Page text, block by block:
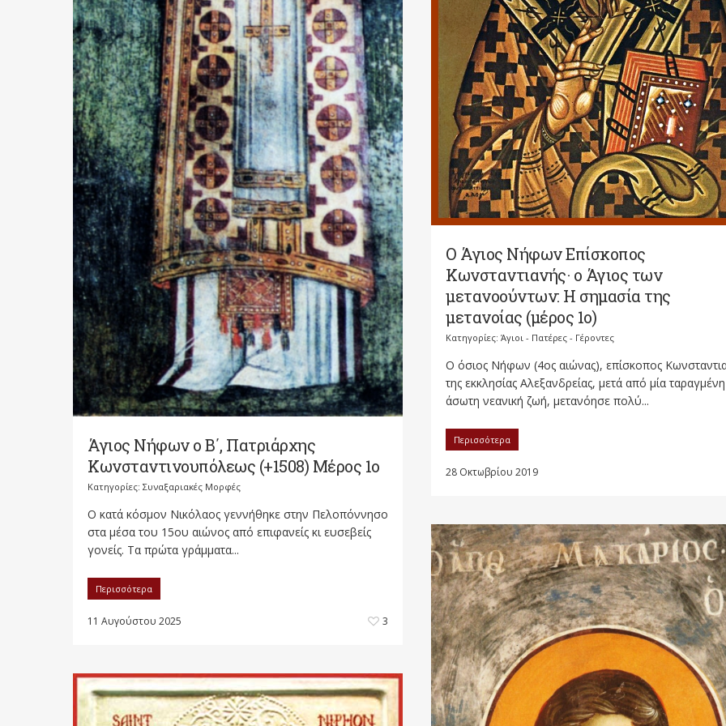
Άγιος Νήφων ο Β΄, Πατριάρχης
Κωνσταντινουπόλεως (+1508) Μέρος 1ο
Κατηγορίες: Συναξαριακές Μορφές
Ο κατά κόσμον Νικόλαος γεννήθηκε στην Πελοπόννησο
στα μέσα του 15ου αιώνος από επιφανείς κι ευσεβείς
γονείς. Τα πρώτα γράμματα...
Περισσότερα
11 Αυγούστου 2025 3
Ο Άγιος Νήφων Επίσκοπος
Κωνσταντιανής· ο Άγιος των
μετανοούντων: Η σημασία της
μετανοίας (μέρος 1ο)
Κατηγορίες: Άγιοι - Πατέρες - Γέροντες
Ο όσιος Νήφων (4ος αιώνας), επίσκοπος
της εκκλησίας Αλεξανδρείας, μετά από μία ταραγμένη
άσωτη νεανική ζωή, μετανόησε πολύ...
Περισσότερα
28 Οκτωβρίου 2019